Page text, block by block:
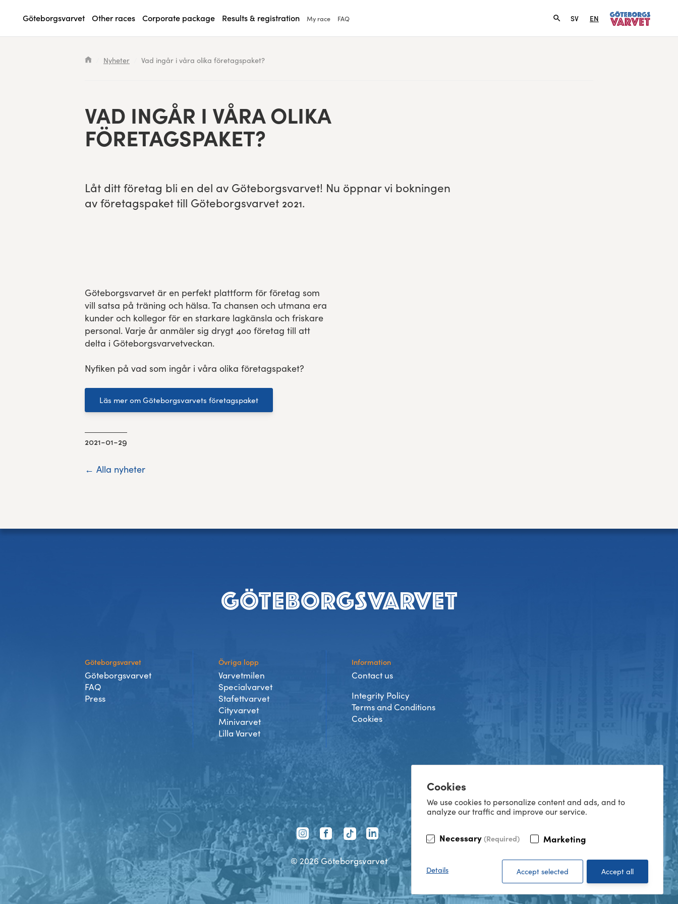
Cookies
We use cookies to personalize content and ads, and to
analyze our traffic and improve our service.
Necessary (Required) Marketing
Details
Göteborgsvarvet Other races Corporate package Results & registration My race FAQ SV EN
Search results will show up here
Nyheter Vad ingår i våra olika företagspaket?
VAD INGÅR I VÅRA OLI­KA
FÖRETAGSPAKET?
Låt ditt före­tag bli en del av Göte­borgsvarvet! Nu öpp­nar vi boknin­gen
av före­tagspaket till Göte­borgsvarvet 2021.
Göteborgsvarvet är en perfekt plattform för företag som
vill satsa på träning och hälsa. Ta chansen och utmana era
kunder och kollegor för en starkare lagkänsla och friskare
personal. Varje år anmäler sig drygt 400 företag till att
delta i Göteborgsvarvetveckan.
Nyfiken på vad som ingår i våra olika företagspaket?
Läs mer om Göteborgsvarvets företagspaket
2021-01-29
← Alla nyheter
Göteborgsvarvet
Göteborgsvarvet
FAQ
Press
Övriga lopp
Varvetmilen
Specialvarvet
Stafettvarvet
Cityvarvet
Minivarvet
Lilla Varvet
Information
Contact us
Integrity Policy
Terms and Conditions
Cookies
InstagramFacebook
TikTok
LinkedIn
©2026Göteborgsvarvet
Waiting List
Göteborgsvarvet Expo
Funktionär/volontär
Specialvarvet
Results 2026